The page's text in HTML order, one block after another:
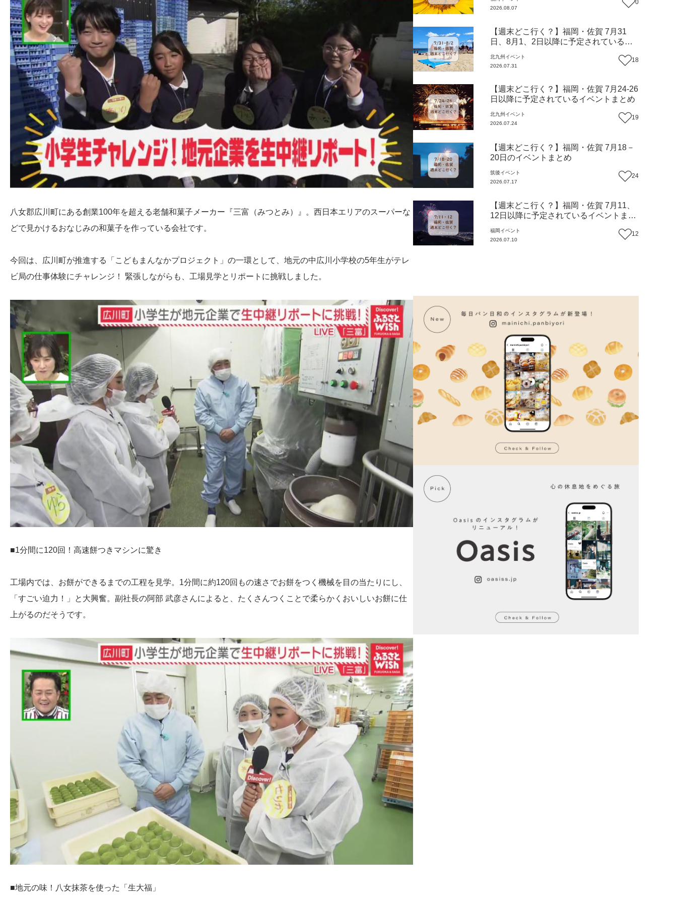
八女郡広川町にある創業100年を超える老舗和菓子メーカー『三富（みつとみ）』。西日本エリアのスーパーな
どで見かけるおなじみの和菓子を作っている会社です。
今回は、広川町が推進する「こどもまんなかプロジェクト」の一環として、地元の中広川小学校の5年生がテレ
ビ局の仕事体験にチャレンジ！ 緊張しながらも、工場見学とリポートに挑戦しました。
■1分間に120回！高速餅つきマシンに驚き
工場内では、お餅ができるまでの工程を見学。1分間に約120回もの速さでお餅をつく機械を目の当たりにし、
「すごい迫力！」と大興奮。副社長の阿部 武彦さんによると、たくさんつくことで柔らかくおいしいお餅に仕
上がるのだそうです。
■地元の味！八女抹茶を使った「生大福」
2026.08.07
0
【週末どこ行く？】福岡・佐賀 7月31
日、8月1、2日以降に予定されているイ
北九州 イベント
2026.07.31
18
【週末どこ行く？】福岡・佐賀 7月24-26
日以降に予定されているイベントまとめ
北九州 イベント
2026.07.24
19
【週末どこ行く？】福岡・佐賀 7月18－
20日のイベントまとめ
筑後イベント
2026.07.17
24
【週末どこ行く？】福岡・佐賀 7月11、
12日以降に予定されているイベントまと
福岡 イベント
2026.07.10
12